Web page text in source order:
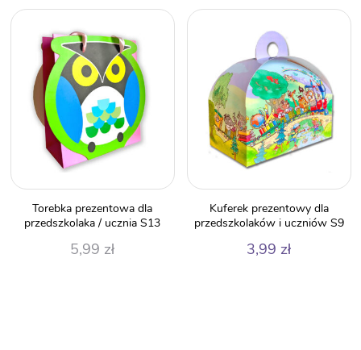
Torebka prezentowa dla
przedszkolaka / ucznia S13
5,99 zł
Kuferek prezentowy dla
przedszkolaków i uczniów S9
3,99 zł